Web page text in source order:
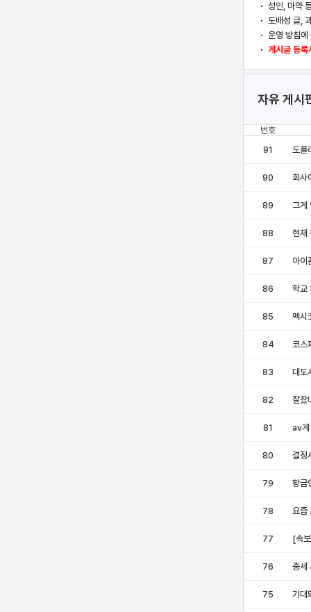
성인, 마약
도배성 글,
운영 방침에
게시글 등
자유 게시
번호
91
도플
90 회사
89 그게
88 현재
87 아이
86 학교
85 멕시
84 코스
83 대도
82 잘잤
81 av계
80 결정
79 황금
78 요즘
77 [속
76 중세
75 기대